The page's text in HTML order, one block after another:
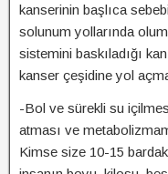
kanserinin başlıca
solunum yollarında
sistemini baskıladığı
kanser çeşidine yol
-Bol ve sürekli su
atması ve
Kimse size 10-15